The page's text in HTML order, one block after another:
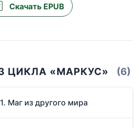
Скачать EPUB
ЦИКЛА «МАРКУС» (6)
Маг из другого мира